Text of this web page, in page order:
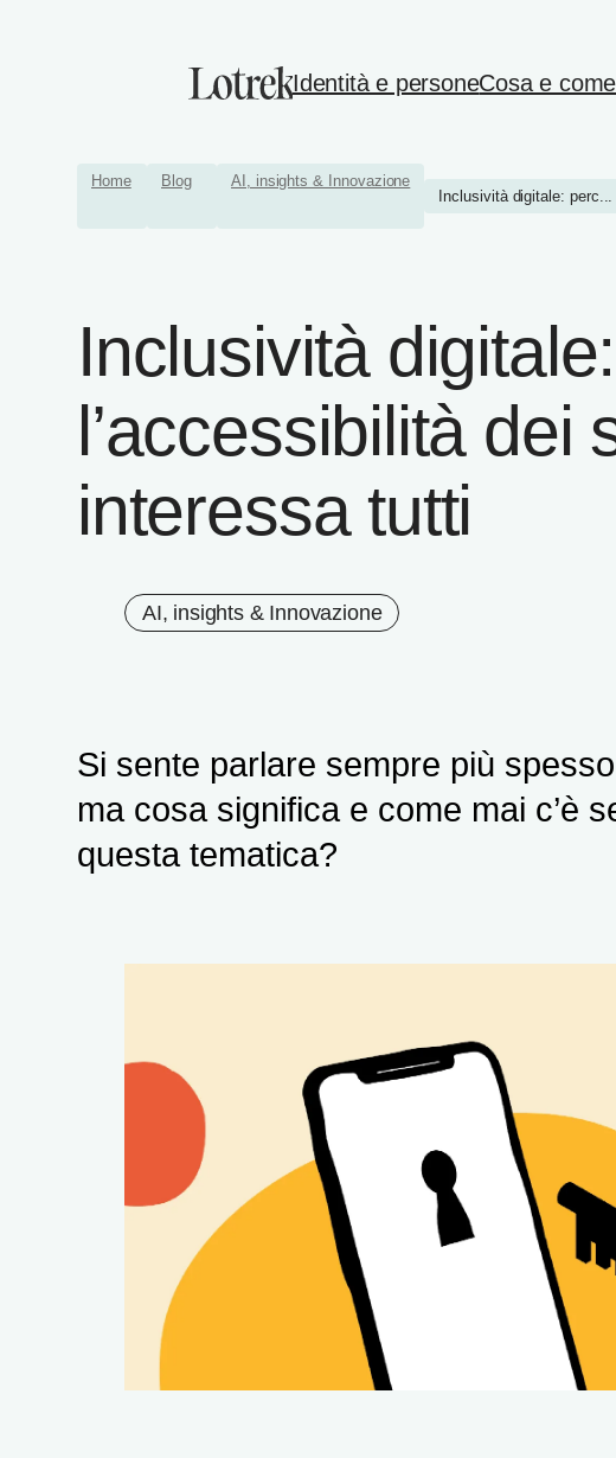
Identità e personeCosa e come
Home Blog
AI, insights & Innovazione
Inclusività digitale: perc...
Inclusività
l’accessibilità dei
interessa tutti
AI, insights & Innovazione
Si sente parlare sempre più
ma cosa significa e come mai c’è
questa tematica?